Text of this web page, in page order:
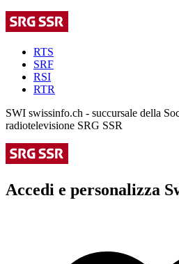
RTS
SRF
RSI
RTR
SWI swissinfo.ch - succursale della
radiotelevisione SRG SSR
Accedi e personalizza